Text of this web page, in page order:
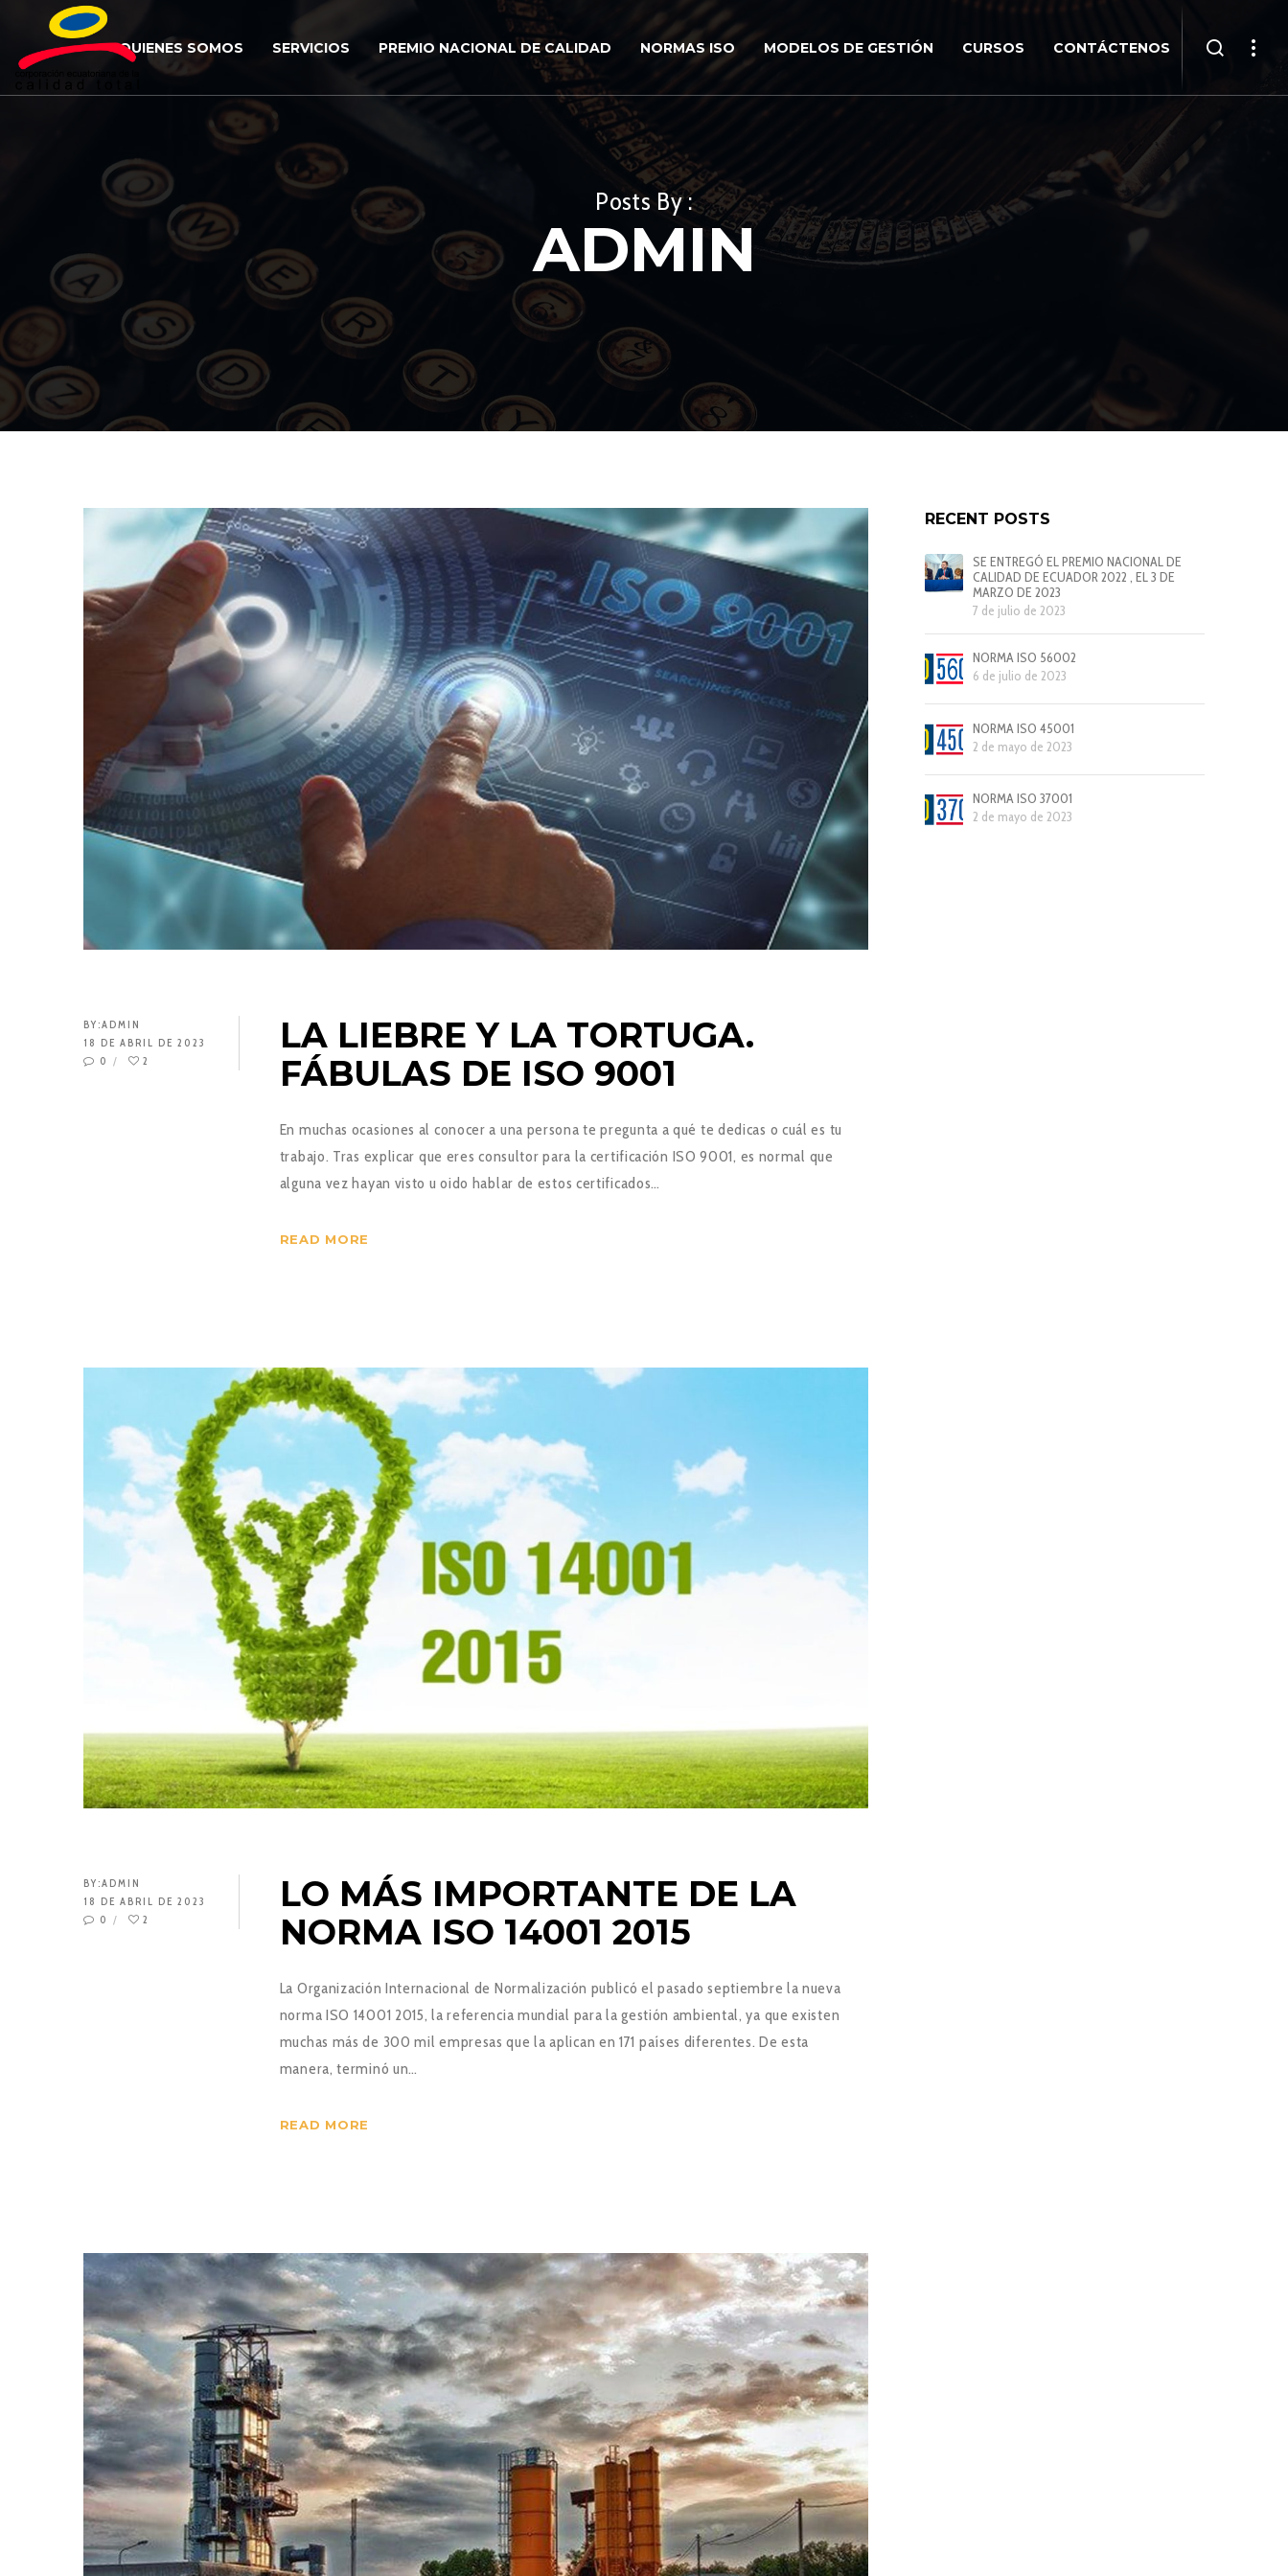
QUIENES SOMOS SERVICIOS PREMIO NACIONAL DE CALIDAD NORMAS ISO MODELOS DE GESTIÓN CURSOS CONTÁCTENOS
Posts By :
ADMIN
BY:ADMIN
18 DE ABRIL DE 2023
0
2
LA LIEBRE Y LA TORTUGA.
FÁBULAS DE ISO 9001
En muchas ocasiones al conocer a una persona te pregunta a qué te dedicas o cuál es tu
trabajo. Tras explicar que eres consultor para la certificación ISO 9001, es normal que
alguna vez hayan visto u oido hablar de estos certificados…
READ MORE
BY:ADMIN
18 DE ABRIL DE 2023
0
2
LO MÁS IMPORTANTE DE LA
NORMA ISO 14001 2015
La Organización Internacional de Normalización publicó el pasado septiembre la nueva
norma ISO 14001 2015, la referencia mundial para la gestión ambiental, ya que existen
muchas más de 300 mil empresas que la aplican en 171 países diferentes. De esta
manera, terminó un…
READ MORE
RECENT POSTS
SE ENTREGÓ EL PREMIO NACIONAL DE
CALIDAD DE ECUADOR 2022 , EL 3 DE
MARZO DE 2023
7 de julio de 2023
NORMA ISO 56002
6 de julio de 2023
NORMA ISO 45001
2 de mayo de 2023
NORMA ISO 37001
2 de mayo de 2023